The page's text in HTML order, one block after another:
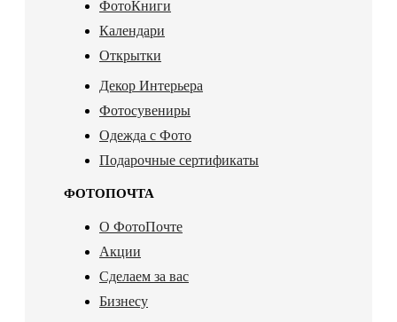
ФотоКниги
Календари
Открытки
Декор Интерьера
Фотосувениры
Одежда с Фото
Подарочные сертификаты
ФОТОПОЧТА
О ФотоПочте
Акции
Сделаем за вас
Бизнесу